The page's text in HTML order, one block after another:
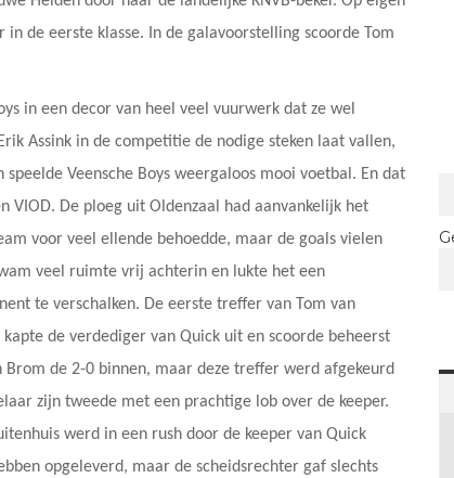
de eerste klasse. In de galavoorstelling scoorde Tom
in een decor van heel veel vuurwerk dat ze wel
Assink in de competitie de nodige steken laat vallen,
Veensche Boys weergaloos mooi voetbal. En dat
VIOD. De ploeg uit Oldenzaal had aanvankelijk het
voor veel ellende behoedde, maar de goals vielen
veel ruimte vrij achterin en lukte het een
te verschalken. De eerste treffer van Tom van
de verdediger van Quick uit en scoorde beheerst
de 2-0 binnen, maar deze treffer werd afgekeurd
zijn tweede met een prachtige lob over de keeper.
werd in een rush door de keeper van Quick
opgeleverd, maar de scheidsrechter gaf slechts